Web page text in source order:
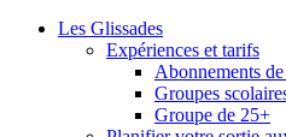
Les Glissades
Expériences et tarifs
Abonnements de
Groupes
Groupe de 25+